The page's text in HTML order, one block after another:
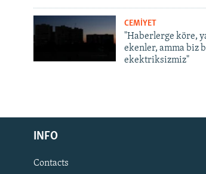
Русский
Українською
QOŞULIÑIZ!
CEMİYET
"Haberlerge köre,
ekenler, amma biz
ekektriksizmiz"
INFO
Contacts